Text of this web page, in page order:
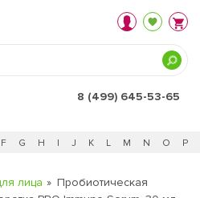
8 (499) 645-53-65
F G H I J K L M N O P
лица
Пробиотическая